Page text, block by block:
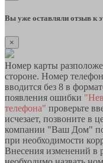
Вы уже оставляли отзыв к
×
Номер карты
стороне. Номер
вводится без 8 в
появления ошибки
телефона" проверьте
исчезает, позвоните в
компании "Ваш Дом"
при необходимости
Внесения изменений в